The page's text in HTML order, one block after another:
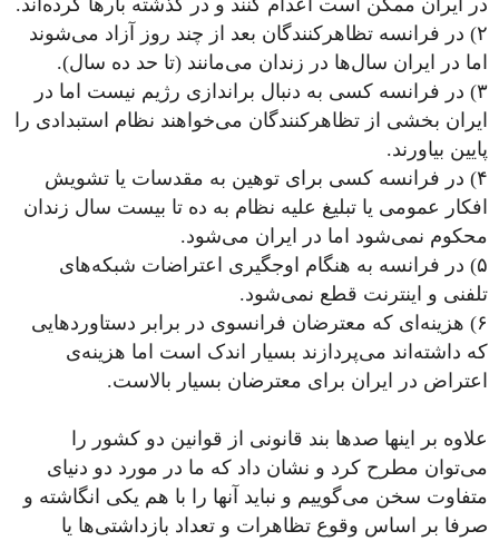
در ایران ممکن است اعدام کنند و در گذشته بارها کرده‌اند.
۲) در فرانسه تظاهرکنندگان بعد از چند روز آزاد می‌شوند
اما در ایران سال‌ها در زندان می‌مانند (تا حد ده سال).
۳) در فرانسه کسی به دنبال براندازی رژیم نیست اما در
ایران بخشی از تظاهرکنندگان می‌خواهند نظام استبدادی را
پایین بیاورند.
۴) در فرانسه کسی برای توهین به مقدسات یا تشویش
افکار عمومی‌ یا تبلیغ علیه نظام به ده تا بیست سال زندان
محکوم نمی‌شود اما در ایران می‌شود.
۵) در فرانسه به هنگام اوجگیری اعتراضات شبکه‌های
تلفنی و اینترنت قطع نمی‌شود.
۶) هزینه‌ای که معترضان فرانسوی در برابر دستاوردهایی
که داشته‌اند می‌پردازند بسیار اندک است اما هزینه‌ی
اعتراض در ایران برای معترضان بسیار بالاست.
علاوه بر اینها صدها بند قانونی از قوانین دو کشور را
می‌توان مطرح کرد و نشان داد که ما در مورد دو دنیای
متفاوت سخن می‌گوییم و نباید آنها را با هم یکی انگاشته و
صرفا بر اساس وقوع تظاهرات و تعداد بازداشتی‌ها یا